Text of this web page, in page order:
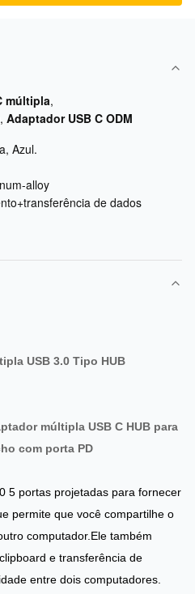
múltipla,
, Adaptador USB C ODM
Azul.
alloy
de dados
USB 3.0 Tipo HUB
múltipla USB C HUB para
com porta PD
5 portas projetadas para fornecer
permite que você compartilhe o
computador.Ele também
e transferência de
entre dois computadores.